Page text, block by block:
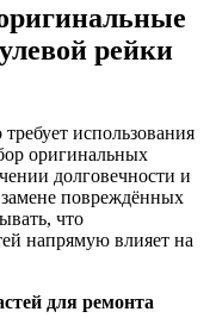
рейки
использования
оригинальных
долговечности и
повреждённых
что
напрямую влияет на
для ремонта